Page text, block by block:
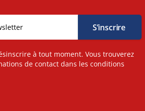
à tout moment. Vous trouverez
de contact dans les conditions